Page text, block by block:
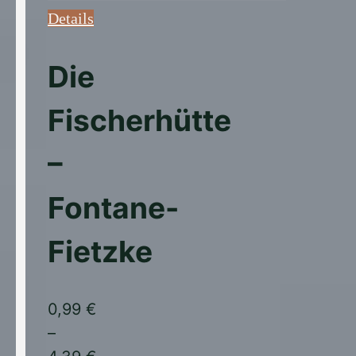
Details
Produkt
weist
mehrere
Varianten
auf.
Optionen
auf
Produktseite
werden
Die
Fischerhütte
–
Fontane-
Fietzke
0,99 €
–